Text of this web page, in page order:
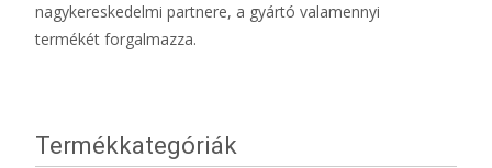
nagykereskedelmi partnere, a gyártó valamennyi
termékét forgalmazza.
Termékkategóriák